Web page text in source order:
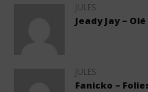
JULES
Jeady Jay –
JULES
Fanicko –